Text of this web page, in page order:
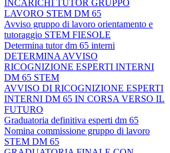
INCARICHI TUTOR GRUPPO
LAVORO STEM DM 65
Avviso gruppo di lavoro orientamento e
tutoraggio STEM FIESOLE
Determina tutor dm 65 interni
DETERMINA AVVISO
RICOGNIZIONE ESPERTI INTERNI
DM 65 STEM
AVVISO DI RICOGNIZIONE ESPERTI
INTERNI DM 65 IN CORSA VERSO IL
FUTURO
Graduatoria definitiva esperti dm 65
Nomina commissione gruppo di lavoro
STEM DM 65